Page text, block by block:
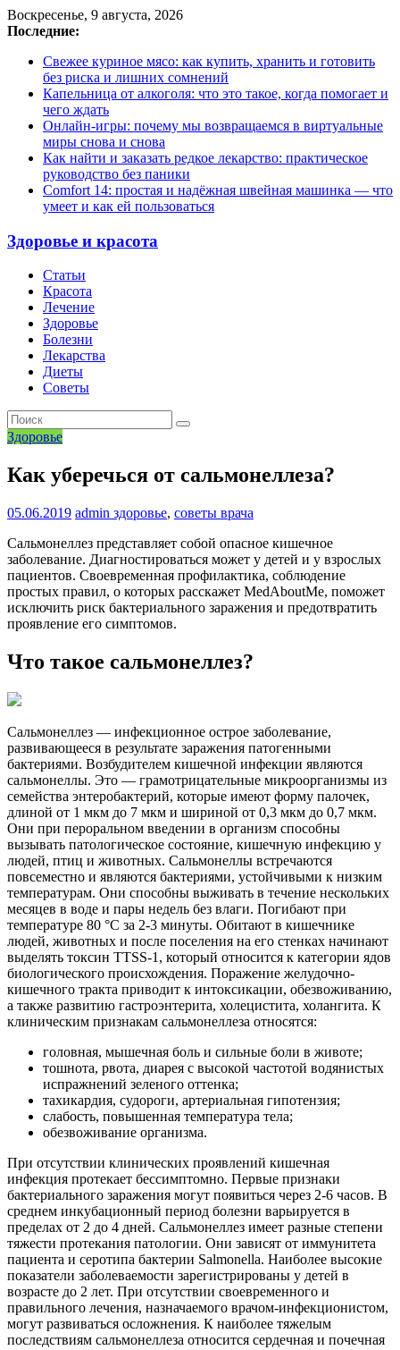
Воскресенье, 9 августа, 2026
Последние:
Свежее куриное мясо: как купить, хранить и готовить
без риска и лишних сомнений
Капельница от алкоголя: что это такое, когда помогает и
чего ждать
Онлайн-игры: почему мы возвращаемся в виртуальные
миры снова и снова
Как найти и заказать редкое лекарство: практическое
руководство без паники
Comfort 14: простая и надёжная швейная машинка — что
умеет и как ей пользоваться
Здоровье и красота
Статьи
Красота
Лечение
Здоровье
Болезни
Лекарства
Диеты
Советы
Здоровье
Как уберечься от сальмонеллеза?
05.06.2019 admin здоровье, советы врача
Сальмонеллез представляет собой опасное кишечное
заболевание. Диагностироваться может у детей и у взрослых
пациентов. Своевременная профилактика, соблюдение
простых правил, о которых расскажет MedAboutMe, поможет
исключить риск бактериального заражения и предотвратить
проявление его симптомов.
Что такое сальмонеллез?
Сальмонеллез — инфекционное острое заболевание,
развивающееся в результате заражения патогенными
бактериями. Возбудителем кишечной инфекции являются
сальмонеллы. Это — грамотрицательные микроорганизмы из
семейства энтеробактерий, которые имеют форму палочек,
длиной от 1 мкм до 7 мкм и шириной от 0,3 мкм до 0,7 мкм.
Они при пероральном введении в организм способны
вызывать патологическое состояние, кишечную инфекцию у
людей, птиц и животных. Сальмонеллы встречаются
повсеместно и являются бактериями, устойчивыми к низким
температурам. Они способны выживать в течение нескольких
месяцев в воде и пары недель без влаги. Погибают при
температуре 80 °С за 2-3 минуты. Обитают в кишечнике
людей, животных и после поселения на его стенках начинают
выделять токсин TTSS-1, который относится к категории ядов
биологического происхождения. Поражение желудочно-
кишечного тракта приводит к интоксикации, обезвоживанию,
а также развитию гастроэнтерита, холецистита, холангита. К
клиническим признакам сальмонеллеза относятся:
головная, мышечная боль и сильные боли в животе;
тошнота, рвота, диарея с высокой частотой водянистых
испражнений зеленого оттенка;
тахикардия, судороги, артериальная гипотензия;
слабость, повышенная температура тела;
обезвоживание организма.
При отсутствии клинических проявлений кишечная
инфекция протекает бессимптомно. Первые признаки
бактериального заражения могут появиться через 2-6 часов. В
среднем инкубационный период болезни варьируется в
пределах от 2 до 4 дней. Сальмонеллез имеет разные степени
тяжести протекания патологии. Они зависят от иммунитета
пациента и серотипа бактерии Salmonella. Наиболее высокие
показатели заболеваемости зарегистрированы у детей в
возрасте до 2 лет. При отсутствии своевременного и
правильного лечения, назначаемого врачом-инфекционистом,
могут развиваться осложнения. К наиболее тяжелым
последствиям сальмонеллеза относится сердечная и почечная